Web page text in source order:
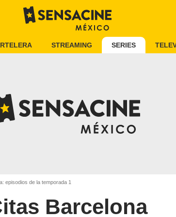
STREAMING SERIES
episodios de la temporada 1
Barcelona